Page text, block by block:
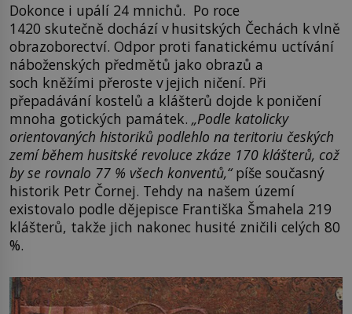
Dokonce i upálí 24 mnichů. Po roce
1420 skutečně dochází v husitských Čechách k vlně
obrazoborectví. Odpor proti fanatickému uctívání
náboženských předmětů jako obrazů a
soch kněžími přeroste v jejich ničení. Při
přepadávání kostelů a klášterů dojde k poničení
mnoha gotických památek. „Podle katolicky
orientovaných historiků podlehlo na teritoriu českých
zemí během husitské revoluce zkáze 170 klášterů, což
by se rovnalo 77 % všech konventů,“píše současný
historik Petr Čornej. Tehdy na našem území
existovalo podle dějepisce Františka Šmahela 219
klášterů, takže jich nakonec husité zničili celých 80
%.